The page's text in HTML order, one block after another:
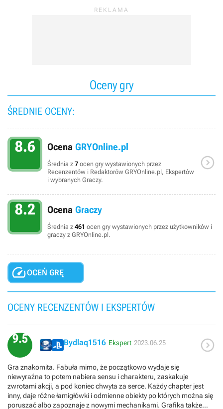
Oceny gry
ŚREDNIE OCENY:
8.6 Ocena GRYOnline.pl
Średnia z 7 ocen gry wystawionych przez
Recenzentów i Redaktorów GRYOnline.pl, Ekspertów
i wybranych Graczy.

8.2 Ocena Graczy
Średnia z 461 ocen gry wystawionych przez użytkowników i
graczy z GRYOnline.pl.
OCEŃ GRĘ
OCENY RECENZENTÓW I EKSPERTÓW
9.5 Bydlaq1516 Ekspert 2023.06.25 
Gra znakomita. Fabuła mimo, że początkowo wydaje się
niewyraźna to potem nabiera sensu i charakteru, zaskakuje
zwrotami akcji, a pod koniec chwyta za serce. Każdy chapter jest
inny, daje różne łamigłówki i odmienne obiekty po których można się
poruszać albo zapoznaje z nowymi mechanikami. Grafika także